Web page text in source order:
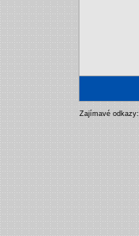
Zajímavé odkazy: